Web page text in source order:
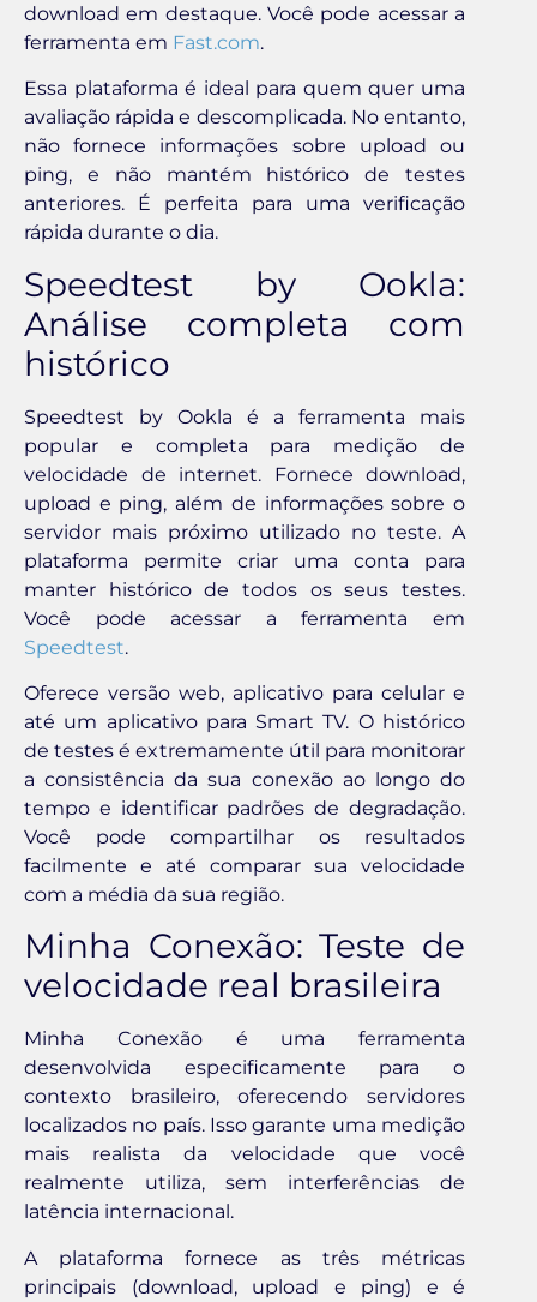
download em destaque. Você pode acessar a
ferramenta em Fast.com.
Essa plataforma é ideal para quem quer uma
avaliação rápida e descomplicada. No entanto,
não fornece informações sobre upload ou
ping, e não mantém histórico de testes
anteriores. É perfeita para uma verificação
rápida durante o dia.
Speedtest by Ookla:
Análise completa com
histórico
Speedtest by Ookla é a ferramenta mais
popular e completa para medição de
velocidade de internet. Fornece download,
upload e ping, além de informações sobre o
servidor mais próximo utilizado no teste. A
plataforma permite criar uma conta para
manter histórico de todos os seus testes.
Você pode acessar a ferramenta em
Speedtest.
Oferece versão web, aplicativo para celular e
até um aplicativo para Smart TV. O histórico
de testes é extremamente útil para monitorar
a consistência da sua conexão ao longo do
tempo e identificar padrões de degradação.
Você pode compartilhar os resultados
facilmente e até comparar sua velocidade
com a média da sua região.
Minha Conexão: Teste de
velocidade real brasileira
Minha Conexão é uma ferramenta
desenvolvida especificamente para o
contexto brasileiro, oferecendo servidores
localizados no país. Isso garante uma medição
mais realista da velocidade que você
realmente utiliza, sem interferências de
latência internacional.
A plataforma fornece as três métricas
principais (download, upload e ping) e é